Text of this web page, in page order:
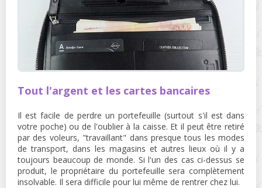
Tout l'argent et les cartes bancaires
Il est facile de perdre un portefeuille (surtout s'il est dans
votre poche) ou de l'oublier à la caisse. Et il peut être retiré
par des voleurs, "travaillant" dans presque tous les modes
de transport, dans les magasins et autres lieux où il y a
toujours beaucoup de monde. Si l'un des cas ci-dessus se
produit, le propriétaire du portefeuille sera complètement
insolvable. Il sera difficile pour lui même de rentrer chez lui.